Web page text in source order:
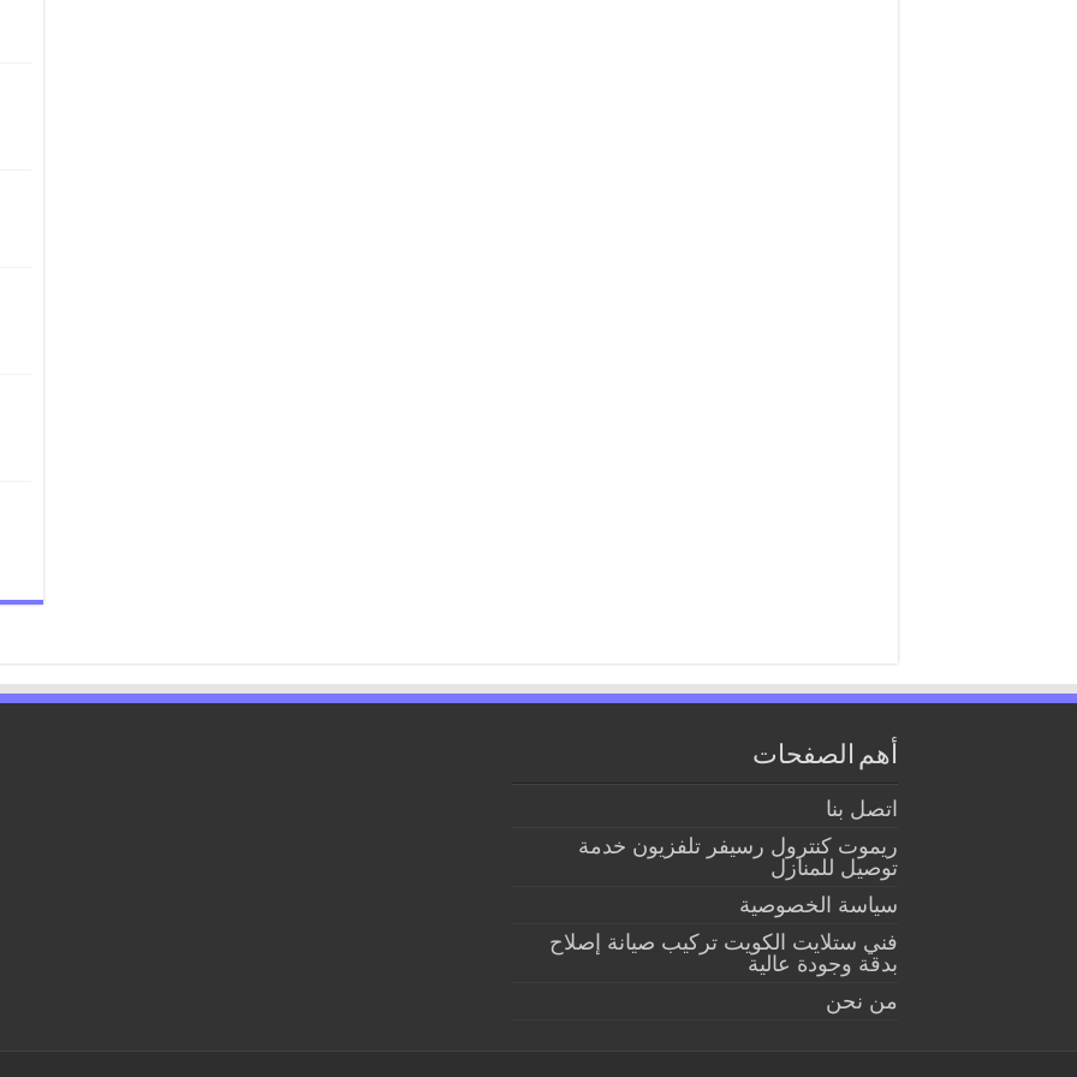
أهم الصفحات
اتصل بنا
ريموت كنترول رسيفر تلفزيون خدمة
توصيل للمنازل
سياسة الخصوصية
فني ستلايت الكويت تركيب صيانة إصلاح
بدقة وجودة عالية
من نحن